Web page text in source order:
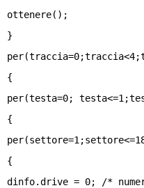
ottenere();
}
{
per(testa=0;
{
{
dinfo.drive = 0; /*